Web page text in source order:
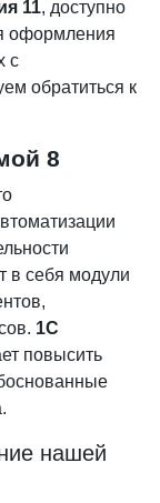
11, доступно
оформления
с
обратиться к
8
в себя модули
1С
повысить
нашей